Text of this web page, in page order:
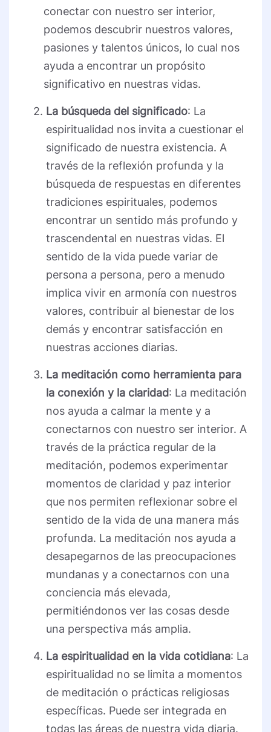
conectar con nuestro ser interior,
podemos descubrir nuestros valores,
pasiones y talentos únicos, lo cual nos
ayuda a encontrar un propósito
significativo en nuestras vidas.
La búsqueda del significado: La
espiritualidad nos invita a cuestionar el
significado de nuestra existencia. A
través de la reflexión profunda y la
búsqueda de respuestas en diferentes
tradiciones espirituales, podemos
encontrar un sentido más profundo y
trascendental en nuestras vidas. El
sentido de la vida puede variar de
persona a persona, pero a menudo
implica vivir en armonía con nuestros
valores, contribuir al bienestar de los
demás y encontrar satisfacción en
nuestras acciones diarias.
La meditación como herramienta para
la conexión y la claridad: La meditación
nos ayuda a calmar la mente y a
conectarnos con nuestro ser interior. A
través de la práctica regular de la
meditación, podemos experimentar
momentos de claridad y paz interior
que nos permiten reflexionar sobre el
sentido de la vida de una manera más
profunda. La meditación nos ayuda a
desapegarnos de las preocupaciones
mundanas y a conectarnos con una
conciencia más elevada,
permitiéndonos ver las cosas desde
una perspectiva más amplia.
La espiritualidad en la vida cotidiana: La
espiritualidad no se limita a momentos
de meditación o prácticas religiosas
específicas. Puede ser integrada en
todas las áreas de nuestra vida diaria.